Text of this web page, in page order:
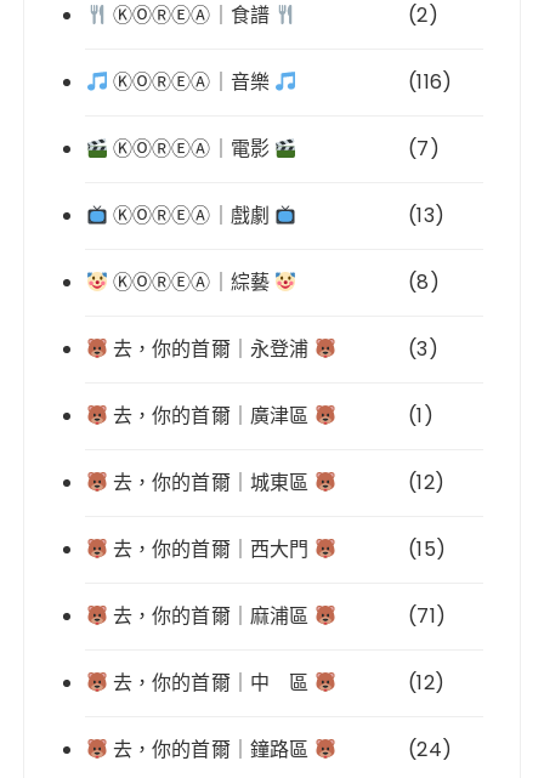
ⓀⓄⓇⒺⒶ｜食譜 (2)
ⓀⓄⓇⒺⒶ｜音樂 (116)
ⓀⓄⓇⒺⒶ｜電影 (7)
ⓀⓄⓇⒺⒶ｜戲劇 (13)
ⓀⓄⓇⒺⒶ｜綜藝 (8)
去，你的首爾｜永登浦 (3)
去，你的首爾｜廣津區 (1)
去，你的首爾｜城東區 (12)
去，你的首爾｜西大門 (15)
去，你的首爾｜麻浦區 (71)
去，你的首爾｜中 區 (12)
去，你的首爾｜鐘路區 (24)